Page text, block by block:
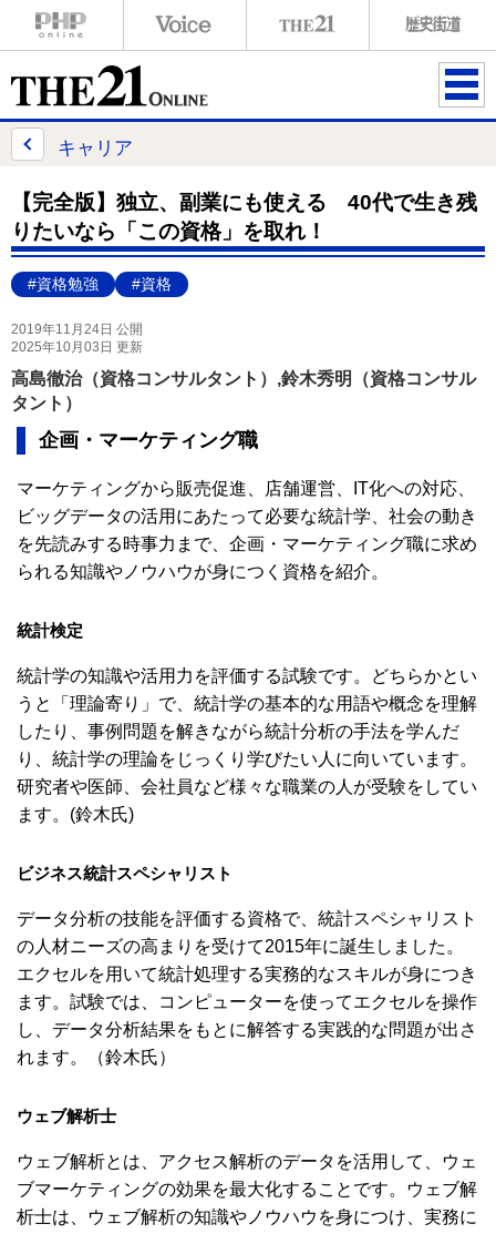
ME
キャリア
【完全版】独立、副業にも使える 40代で生き残
りたいなら「この資格」を取れ！
#資格勉強 #資格
2019年11月24日 公開
2025年10月03日 更新
高島徹治（資格コンサルタント）,鈴木秀明（資格コンサル
タント）
企画・マーケティング職
マーケティングから販売促進、店舗運営、IT化への対応、
ビッグデータの活用にあたって必要な統計学、社会の動き
を先読みする時事力まで、企画・マーケティング職に求め
られる知識やノウハウが身につく資格を紹介。
統計検定
統計学の知識や活用力を評価する試験です。どちらかとい
うと「理論寄り」で、統計学の基本的な用語や概念を理解
したり、事例問題を解きながら統計分析の手法を学んだ
り、統計学の理論をじっくり学びたい人に向いています。
研究者や医師、会社員など様々な職業の人が受験をしてい
ます。(鈴木氏)
ビジネス統計スペシャリスト
データ分析の技能を評価する資格で、統計スペシャリスト
の人材ニーズの高まりを受けて2015年に誕生しました。
エクセルを用いて統計処理する実務的なスキルが身につき
ます。試験では、コンピューターを使ってエクセルを操作
し、データ分析結果をもとに解答する実践的な問題が出さ
れます。（鈴木氏）
ウェブ解析士
ウェブ解析とは、アクセス解析のデータを活用して、ウェ
ブマーケティングの効果を最大化することです。ウェブ解
析士は、ウェブ解析の知識やノウハウを身につけ、実務に